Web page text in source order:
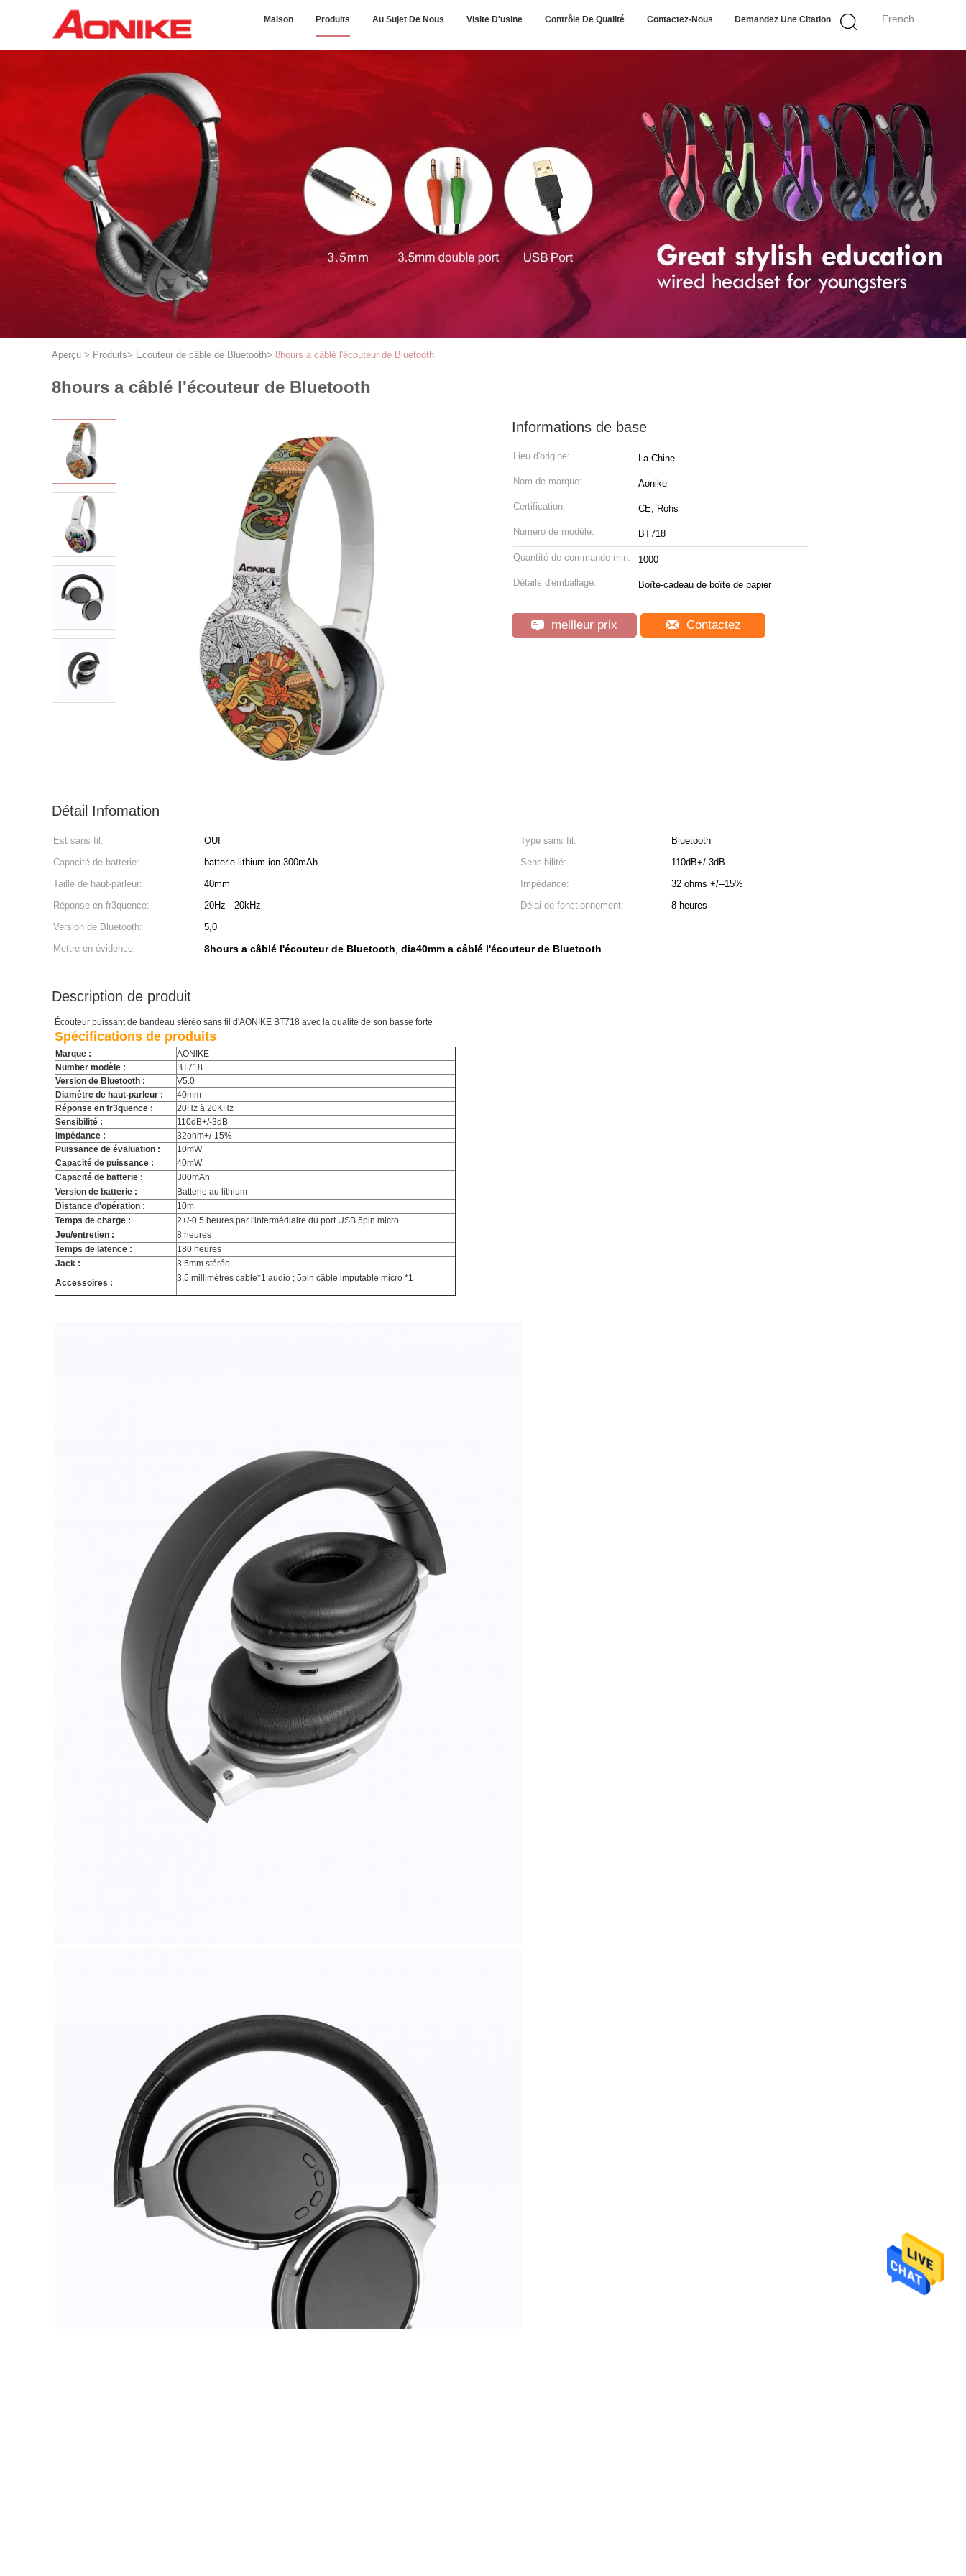
French
Maison Produits Au Sujet De Nous Visite D'usine Contrôle De Qualité Contactez-Nous Demandez Une Citation
Aperçu > Produits> Écouteur de câble de Bluetooth> 8hours a câblé l'écouteur de Bluetooth
8hours a câblé l'écouteur de Bluetooth
Informations de base
Lieu d'origine: La Chine
Nom de marque: Aonike
Certification: CE, Rohs
Numéro de modèle: BT718
Quantité de commande min: 1000
Détails d'emballage: Boîte-cadeau de boîte de papier
meilleur prix Contactez
Détail Infomation
Est sans fil: OUI Type sans fil:
Bluetooth
Capacité de batterie:
batterie lithium-ion 300mAh Sensibilité:
110dB+/-3dB
Taille de haut-parleur:
40mm Impédance:
32 ohms +/--15%
Réponse en fr3quence:
20Hz - 20kHz Délai de fonctionnement:
8 heures
Version de Bluetooth:
5,0
Mettre en évidence:
8hours a câblé l'écouteur de Bluetooth, dia40mm a câblé l'écouteur de Bluetooth
Description de produit
Écouteur puissant de bandeau stéréo sans fil d'AONIKE BT718 avec la qualité de son basse forte
Spécifications de produits
Marque :
AONIKE
Number modèle :
BT718
Version de Bluetooth :
V5.0
Diamètre de haut-parleur :
40mm
Réponse en fr3quence :
20Hz à 20KHz
Sensibilité :
110dB+/-3dB
Impédance :
32ohm+/-15%
Puissance de évaluation :
10mW
Capacité de puissance :
40mW
Capacité de batterie :
300mAh
Version de batterie :
Batterie au lithium
Distance d'opération :
10m
Temps de charge :
2+/-0.5 heures par l'intermédiaire du port USB 5pin micro
Jeu/entretien :
8 heures
Temps de latence :
180 heures
Jack :
3.5mm stéréo
Accessoires :
3,5 millimètres cable*1 audio ; 5pin câble imputable micro *1